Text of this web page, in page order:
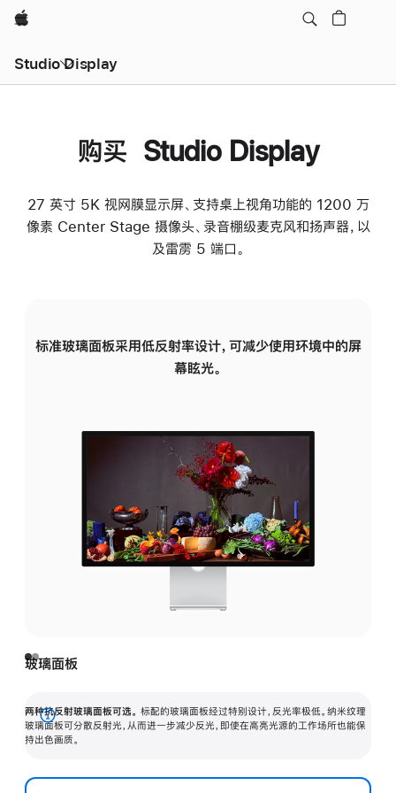
Apple
Studio Display
购买 Studio Display
27 英寸 5K 视网膜显示屏、支持桌上视角功能的 1200 万
像素 Center Stage 摄像头、录音棚级麦克风和扬声器，以
及雷雳 5 端口。
标准玻璃面板采用低反射率设计，可减少使用环境中的屏
幕眩光。
玻璃面板
两种抗反射玻璃面板可选。 标配的玻璃面板经过特别设计，反光率极低。纳米纹理
玻璃面板可分散反射光，从而进一步减少反光，即使在高亮光源的工作场所也能保
持出色画质。
展
开